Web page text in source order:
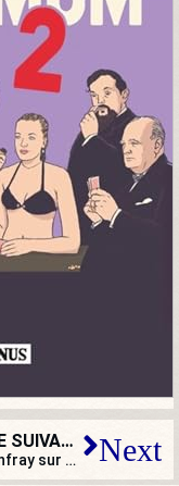
ARTICLE SUIVANT
Michel Onfray sur
Europe 1: «
Next